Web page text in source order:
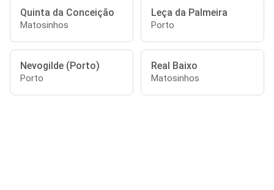
Quinta da Conceição
Matosinhos
Leça da Palmeira
Porto
Nevogilde (Porto)
Porto
Real Baixo
Matosinhos